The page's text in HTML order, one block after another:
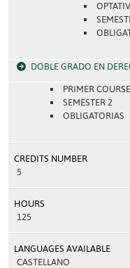
DOBLE GRADO EN
PRIMER COURSE
SEMESTER 2
OBLIGATORIAS
CREDITS NUMBER
5
HOURS
125
LANGUAGES AVAILABLE
CASTELLANO